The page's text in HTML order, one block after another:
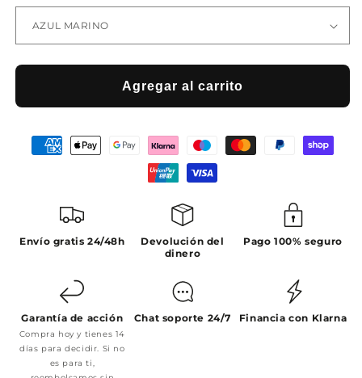
Agregar al carrito
Envío gratis 24/48h
Devolución del
dinero
Pago 100% seguro
Garantía de acción
Compra hoy y tienes 14
días para decidir. Si no
es para ti,
Chat soporte 24/7 Financia con Klarna